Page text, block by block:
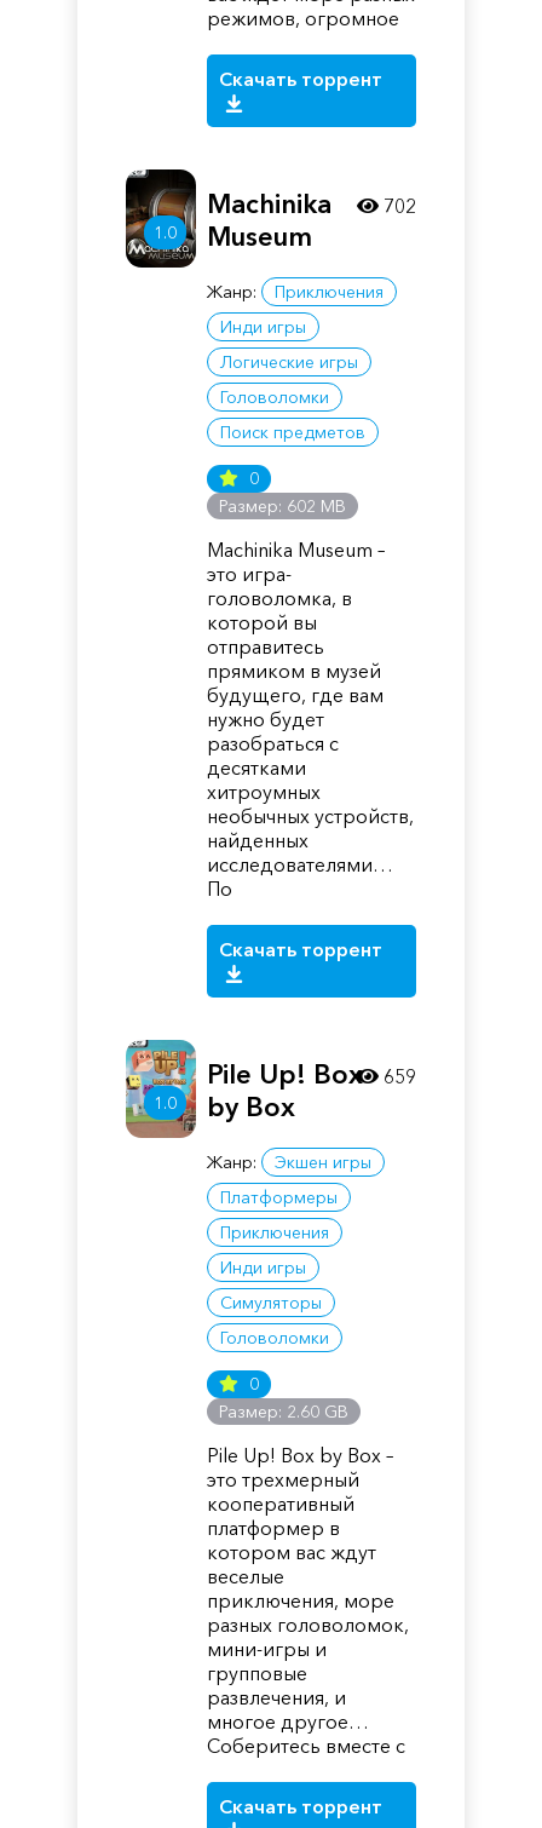
режимов, огромное
Скачать торрент
1.0
Machinika
Museum
Жанр:
Приключения
Инди игры
Логические игры
Головоломки
Поиск предметов
0
Размер: 602 MB
Machinika Museum –
это игра-
головоломка, в
которой вы
отправитесь
прямиком в музей
будущего, где вам
нужно будет
разобраться с
десятками
хитроумных
необычных устройств,
найденных
исследователями…
По
Скачать торрент
702
1.0
Pile Up! Box
by Box
Жанр:
Экшен игры
Платформеры
Приключения
Инди игры
Симуляторы
Головоломки
0
Размер: 2.60 GB
Pile Up! Box by Box –
это трехмерный
кооперативный
платформер в
котором вас ждут
веселые
приключения, море
разных головоломок,
мини-игры и
групповые
развлечения, и
многое другое…
Соберитесь вместе с
Скачать торрент
659